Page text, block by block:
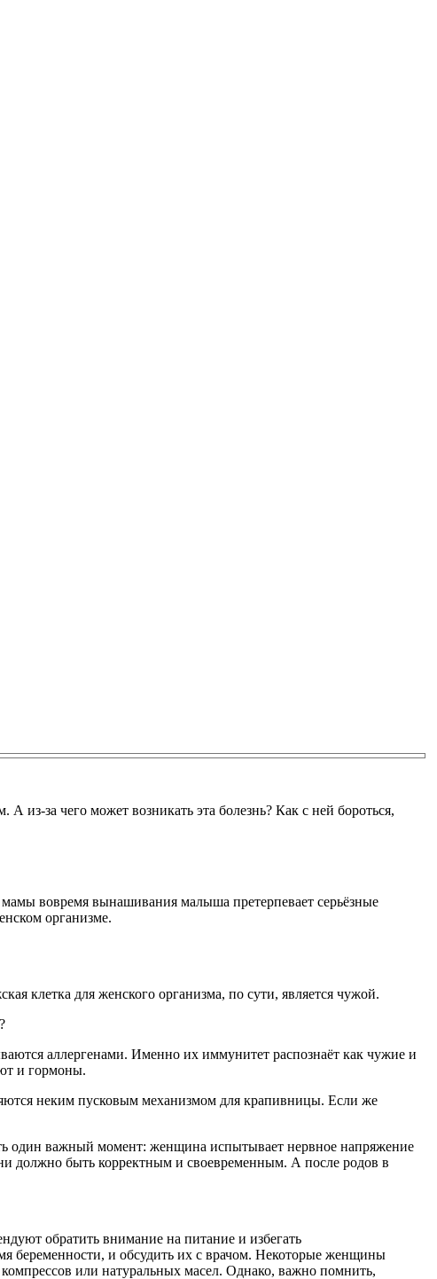
из-за чего может возникать эта болезнь? Как с ней бороться,
вовремя вынашивания малыша претерпевает серьёзные
организме.
клетка для женского организма, по сути, является чужой.
аллергенами. Именно их иммунитет распознаёт как чужие и
и гормоны.
неким пусковым механизмом для крапивницы. Если же
один важный момент: женщина испытывает нервное напряжение
должно быть корректным и своевременным. А после родов в
обратить внимание на питание и избегать
беременности, и обсудить их с врачом. Некоторые женщины
или натуральных масел. Однако, важно помнить,